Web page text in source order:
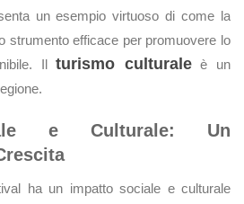
un esempio virtuoso di come la
strumento efficace per promuovere lo
Ilturismo culturaleè un
e Culturale: Un
ha un impatto sociale e culturale